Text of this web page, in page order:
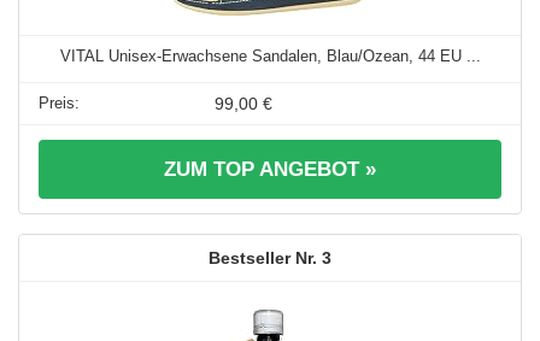
VITAL Unisex-Erwachsene Sandalen, Blau/Ozean, 44 EU ...
99,00 €
ZUM TOP ANGEBOT »
3